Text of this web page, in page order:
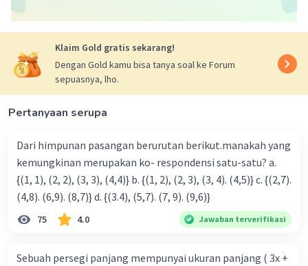
Klaim Gold gratis sekarang!
Dengan Gold kamu bisa tanya soal ke Forum
sepuasnya, lho.
Pertanyaan serupa
Dari himpunan pasangan berurutan berikut.manakah yang
kemungkinan merupakan ko- respondensi satu-satu? a.
{(1, 1), (2, 2), (3, 3), (4,4)} b. {(1, 2), (2, 3), (3, 4). (4,5)} c. {(2,7).
(4,8). (6,9). (8,7)} d. {(3.4), (5,7). (7, 9). (9,6)}
75 4.0 Jawaban terverifikasi
Sebuah persegi panjang mempunyai ukuran panjang ( 3x +